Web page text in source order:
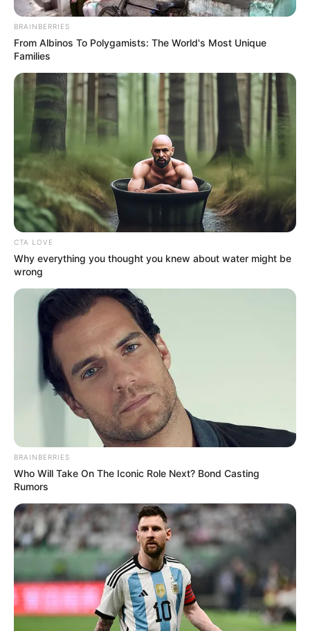
BRAINBERRIES
From Albinos To Polygamists: The World's Most Unique
Families
CTA LOVE
Why everything you thought you knew about water might be
wrong
BRAINBERRIES
Who Will Take On The Iconic Role Next? Bond Casting
Rumors